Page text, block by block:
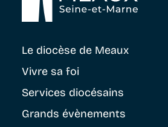
Le diocèse de Meaux
Vivre sa foi
Services diocésains
Grands évènements